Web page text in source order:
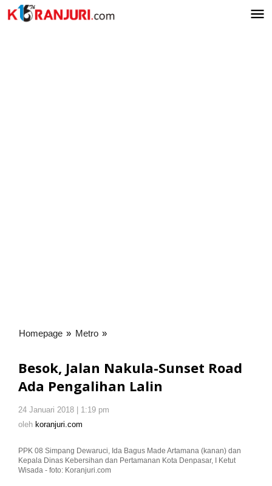
Lewati
ke
Homepage » Metro »
Sunset
Road
Besok, Jalan Nakula-Sunset Road
Ada Pengalihan Lalin
24 Januari 2018 | 1:19 pm
oleh koranjuri.com
PPK 08 Simpang Dewaruci, Ida Bagus Made Artamana (kanan) dan
Kepala Dinas Kebersihan dan Pertamanan Kota Denpasar, I Ketut
Wisada - foto: Koranjuri.com